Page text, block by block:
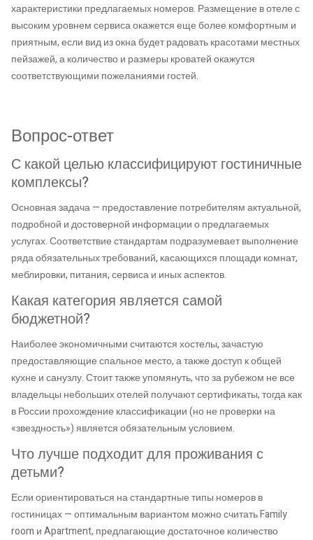
характеристики предлагаемых номеров. Размещение в отеле с
высоким уровнем сервиса окажется еще более комфортным и
приятным, если вид из окна будет радовать красотами местных
пейзажей, а количество и размеры кроватей окажутся
соответствующими пожеланиями гостей.
Вопрос-ответ
С какой целью классифицируют гостиничные
комплексы?
Основная задача — предоставление потребителям актуальной,
подробной и достоверной информации о предлагаемых
услугах. Соответствие стандартам подразумевает выполнение
ряда обязательных требований, касающихся площади комнат,
меблировки, питания, сервиса и иных аспектов.
Какая категория является самой
бюджетной?
Наиболее экономичными считаются хостелы, зачастую
предоставляющие спальное место, а также доступ к общей
кухне и санузлу. Стоит также упомянуть, что за рубежом не все
владельцы небольших отелей получают сертификаты, тогда как
в России прохождение классификации (но не проверки на
«звездность») является обязательным условием.
Что лучше подходит для проживания с
детьми?
Если ориентироваться на стандартные типы номеров в
гостиницах — оптимальным вариантом можно считать Family
room и Apartment, предлагающие достаточное количество